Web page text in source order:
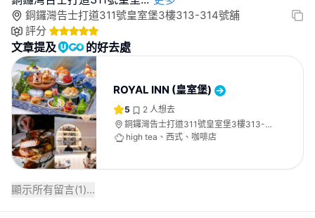
銅鑼灣告士打道311號皇室堡3樓313-314號舖
評分
文章提及 的好去處
ROYAL INN (皇室堡)
5 2 人想去
銅鑼灣告士打道311號皇室堡3樓313-
314號舖
high tea、西式、咖啡店
顯示所有留言(1)...